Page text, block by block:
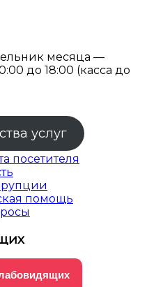
месяца —
до 18:00 (касса до
услуг
посетителя
помощь